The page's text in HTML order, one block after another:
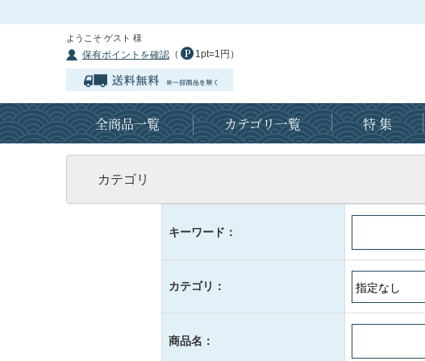
ようこそ ゲスト 様
保有ポイントを確認 （ 1pt=1円）
全商品一覧 カテゴリ一覧 特 集
カテゴリ
キーワード：
カテゴリ：
商品名：